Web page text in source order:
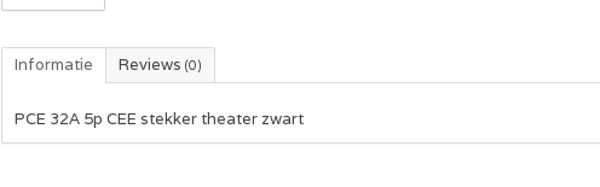
Informatie Reviews (0)
PCE 32A 5p CEE stekker theater zwart